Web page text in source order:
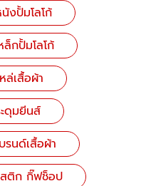
งปั้มโลโก้
กปั้มโลโก้
ล่เสื้อผ้า
ดุมยีนส์
รนด์เสื้อผ้า
สติก กิ๊ฟช็อป